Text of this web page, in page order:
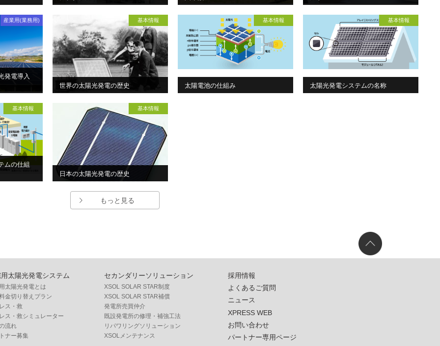
産業用(業務用)
発電導入
基本情報
世界の太陽光発電の歴史
基本情報
太陽電池の仕組み
基本情報
太陽光発電システムの名称
基本情報
ムの仕組
基本情報
日本の太陽光発電の歴史
もっと見る
太陽光発電システム
太陽光発電とは
金切り替えプラン
ス・救
ス・救シミュレーター
流れ
ナー募集
セカンダリーソリューション
XSOL SOLAR STAR制度
XSOL SOLAR STAR補償
発電所売買仲介
既設発電所の修理・補強工法
リパワリングソリューション
XSOLメンテナンス
採用情報
よくあるご質問
ニュース
XPRESS WEB
お問い合わせ
パートナー専用ページ